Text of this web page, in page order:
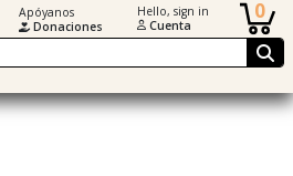
Apóyanos
Donaciones
Hello, sign in
Cuenta
0